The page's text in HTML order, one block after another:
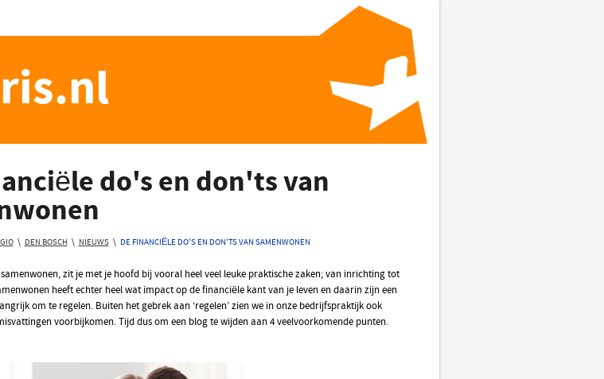
do's en don'ts van
\ DEN BOSCH \ NIEUWS \ DE FINANCIËLE DO'S EN DON'TS VAN SAMENWONEN
zit je met je hoofd bij vooral heel veel leuke praktische zaken; van inrichting tot
heeft echter heel wat impact op de financiële kant van je leven en daarin zijn een
om te regelen. Buiten het gebrek aan ‘regelen’ zien we in onze bedrijfspraktijk ook
voorbijkomen. Tijd dus om een blog te wijden aan 4 veelvoorkomende punten.